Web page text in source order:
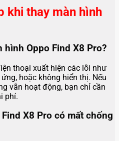
khi thay màn hình
hình Oppo Find X8 Pro?
thoại xuất hiện các lỗi như
hoặc không hiển thị. Nếu
vẫn hoạt động, bạn chỉ cần
phí.
X8 Pro có mất chống